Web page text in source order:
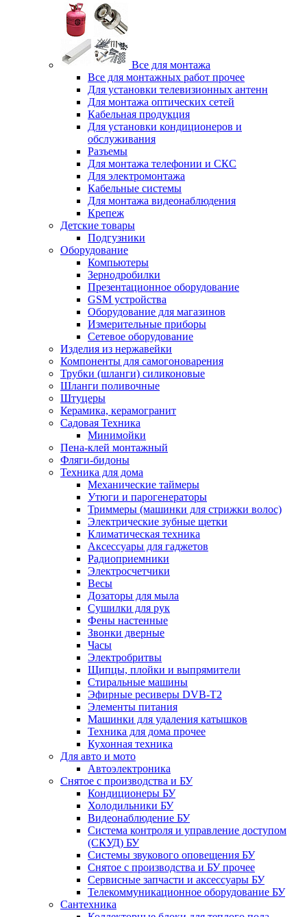
Все для монтажа
Все для монтажных работ прочее
Для установки телевизионных антенн
Для монтажа оптических сетей
Кабельная продукция
Для установки кондиционеров и
обслуживания
Разъемы
Для монтажа телефонии и СКС
Для электромонтажа
Кабельные системы
Для монтажа видеонаблюдения
Крепеж
Детские товары
Подгузники
Оборудование
Компьютеры
Зернодробилки
Презентационное оборудование
GSM устройства
Оборудование для магазинов
Измерительные приборы
Сетевое оборудование
Изделия из нержавейки
Компоненты для самогоноварения
Трубки (шланги) силиконовые
Шланги поливочные
Штуцеры
Керамика, керамогранит
Садовая Техника
Минимойки
Пена-клей монтажный
Фляги-бидоны
Техника для дома
Механические таймеры
Утюги и парогенераторы
Триммеры (машинки для стрижки волос)
Электрические зубные щетки
Климатическая техника
Аксессуары для гаджетов
Радиоприемники
Электросчетчики
Весы
Дозаторы для мыла
Сушилки для рук
Фены настенные
Звонки дверные
Часы
Электробритвы
Щипцы, плойки и выпрямители
Стиральные машины
Эфирные ресиверы DVB-T2
Элементы питания
Машинки для удаления катышков
Техника для дома прочее
Кухонная техника
Для авто и мото
Автоэлектроника
Снятое с производства и БУ
Кондиционеры БУ
Холодильники БУ
Видеонаблюдение БУ
Система контроля и управление доступом
(СКУД) БУ
Системы звукового оповещения БУ
Снятое с производства и БУ прочее
Сервисные запчасти и аксессуары БУ
Телекоммуникационное оборудование БУ
Сантехника